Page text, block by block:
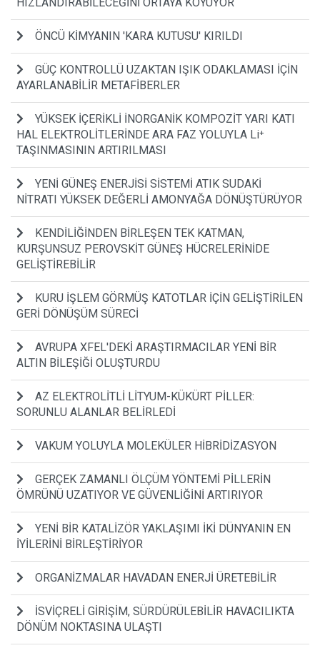
ÖNCÜ KİMYANIN 'KARA KUTUSU' KIRILDI
GÜÇ KONTROLLÜ UZAKTAN IŞIK ODAKLAMASI İÇİN
AYARLANABİLİR METAFİBERLER
YÜKSEK İÇERİKLİ İNORGANİK KOMPOZİT YARI KATI
HAL ELEKTROLİTLERİNDE ARA FAZ YOLUYLA Li⁺
TAŞINMASININ ARTIRILMASI
YENİ GÜNEŞ ENERJİSİ SİSTEMİ ATIK SUDAKİ
NİTRATI YÜKSEK DEĞERLİ AMONYAĞA DÖNÜŞTÜRÜYOR
KENDİLİĞİNDEN BİRLEŞEN TEK KATMAN,
KURŞUNSUZ PEROVSKİT GÜNEŞ HÜCRELERİNİDE
GELİŞTİREBİLİR
KURU İŞLEM GÖRMÜŞ KATOTLAR İÇİN GELİŞTİRİLEN
GERİ DÖNÜŞÜM SÜRECİ
AVRUPA XFEL'DEKİ ARAŞTIRMACILAR YENİ BİR
ALTIN BİLEŞİĞİ OLUŞTURDU
AZ ELEKTROLİTLİ LİTYUM-KÜKÜRT PİLLER:
SORUNLU ALANLAR BELİRLEDİ
VAKUM YOLUYLA MOLEKÜLER HİBRİDİZASYON
GERÇEK ZAMANLI ÖLÇÜM YÖNTEMİ PİLLERİN
ÖMRÜNÜ UZATIYOR VE GÜVENLİĞİNİ ARTIRIYOR
YENİ BİR KATALİZÖR YAKLAŞIMI İKİ DÜNYANIN EN
İYİLERİNİ BİRLEŞTİRİYOR
ORGANİZMALAR HAVADAN ENERJİ ÜRETEBİLİR
İSVİÇRELİ GİRİŞİM, SÜRDÜRÜLEBİLİR HAVACILIKTA
DÖNÜM NOKTASINA ULAŞTI